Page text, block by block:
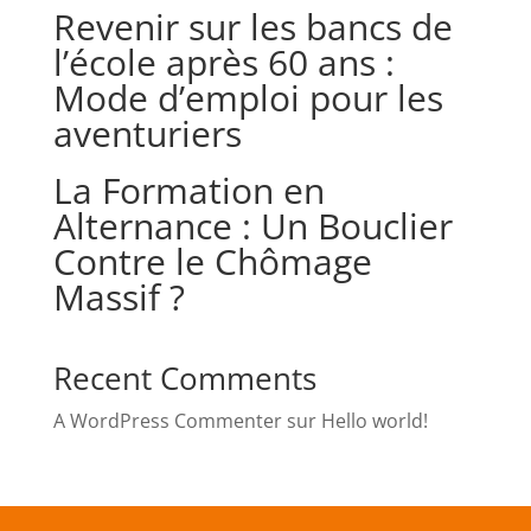
Revenir sur les bancs de
l’école après 60 ans :
Mode d’emploi pour les
aventuriers
La Formation en
Alternance : Un Bouclier
Contre le Chômage
Massif ?
Recent Comments
A WordPress Commentersur Hello world!